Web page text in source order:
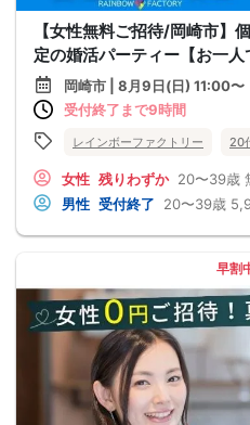
【女性無料ご招待/岡崎市】
定の婚活パーティー【お一人
岡崎市 | 8月9日(日) 11:00〜
受付終了まで9時間
レインボーファクトリー 20
女性 残りわずか 20〜39歳
男性 受付終了 20〜39歳
早割